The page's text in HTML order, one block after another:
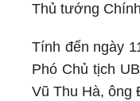
Thủ tướng
Tính đến ngày
Phó Chủ tịch
Vũ Thu Hà, ông